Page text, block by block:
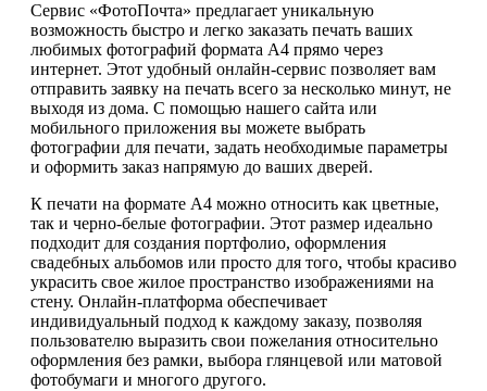
Сервис «ФотоПочта» предлагает уникальную
возможность быстро и легко заказать печать ваших
любимых фотографий формата А4 прямо через
интернет. Этот удобный онлайн-сервис позволяет вам
отправить заявку на печать всего за несколько минут, не
выходя из дома. С помощью нашего сайта или
мобильного приложения вы можете выбрать
фотографии для печати, задать необходимые параметры
и оформить заказ напрямую до ваших дверей.
К печати на формате А4 можно относить как цветные,
так и черно-белые фотографии. Этот размер идеально
подходит для создания портфолио, оформления
свадебных альбомов или просто для того, чтобы красиво
украсить свое жилое пространство изображениями на
стену. Онлайн-платформа обеспечивает
индивидуальный подход к каждому заказу, позволяя
пользователю выразить свои пожелания относительно
оформления без рамки, выбора глянцевой или матовой
фотобумаги и многого другого.